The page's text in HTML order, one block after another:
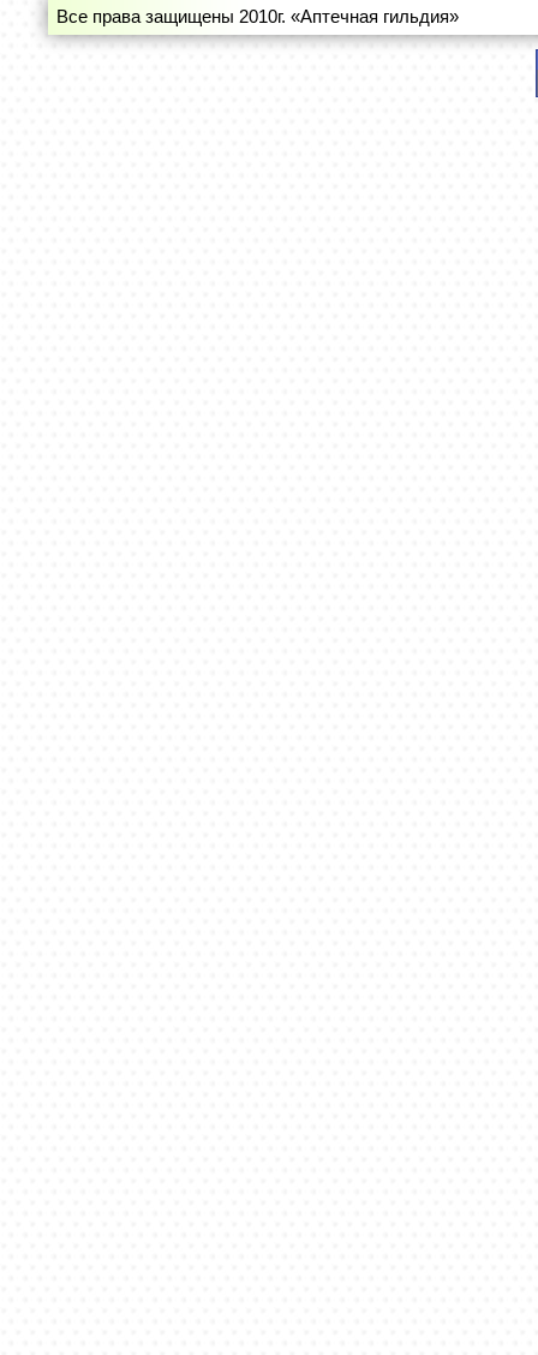
Все права защищены 2010г. «Аптечная гильдия»